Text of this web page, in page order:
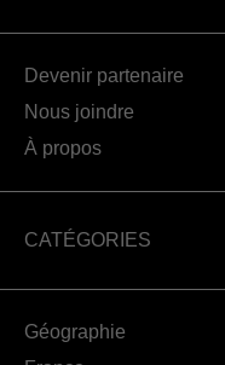
Devenir partenaire
Nous joindre
À propos
CATÉGORIES
Géographie